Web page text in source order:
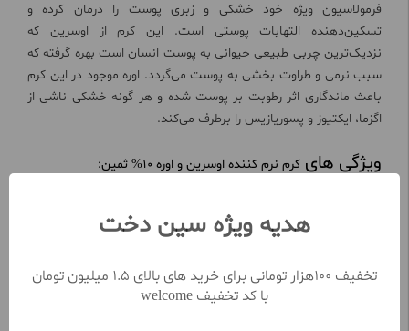
فرمولاسیون ویژه خود خشکی و زبری پوست را درمان کرده و
تسکین‌دهنده التهابات پوستی است. این کرم از اوسرین که
نزدیک‌ترین چربی طبیعی حیوانی به پوست انسان است بهره گرفته که
سبب نرمی و طراوت بخشی به پوست می‌گردد. اوره موجود در این کرم
باعث ماندگاری اثر رطوبت بر پوست شده و هر گونه خشکی ناشی از
اگزما، ایکتیوز و پسوریازیس را برطرف می‌کند.
ویژگی های کرم نرم کننده اوسرین و اوره 10% ثمین:
ایجاد لایه چربی محافظ
مناسب برای درمان خشکی های حاد از جمله گزما
قابل استفاده برای کودکان جهت جلوگیری از پوشک سوختگی
هدیه ویژه سین دخت
تخفیف 100هزار تومانی برای خرید های بالای 1.5 میلیون تومان
با کد تخفیف welcome